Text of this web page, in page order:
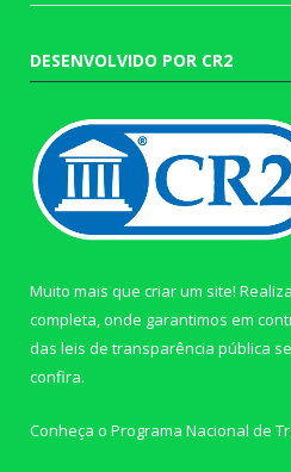
DESENVOLVIDO POR CR2
Muito mais que criar um site!
completa, onde garantimos em
das leis de transparência pública
confira.
Conheça o Programa Nacional de